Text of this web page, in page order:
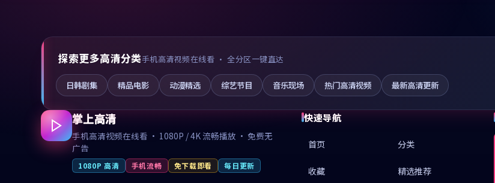
探索更多高清分类手机高清视频在线看 · 全分区一键直达
日韩剧集 精品电影 动漫精选 综艺节目 音乐现场 热门高清视频 最新高清更新
掌上高清
手机高清视频在线看 · 1080P / 4K 流畅播放 · 免费无
广告
1080P 高清 手机流畅 免下载即看 每日更新
快速导航
首页 分类
收藏 精选推荐